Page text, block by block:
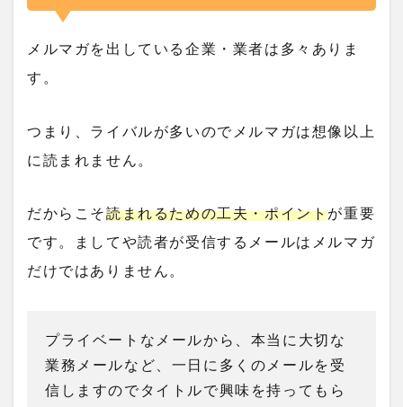
メルマガを出している企業・業者は多々ありま
す。
つまり、ライバルが多いのでメルマガは想像以上
に読まれません。
だからこそ読まれるための工夫・ポイントが重要
です。ましてや読者が受信するメールはメルマガ
だけではありません。
プライベートなメールから、本当に大切な
業務メールなど、一日に多くのメールを受
信しますのでタイトルで興味を持ってもら